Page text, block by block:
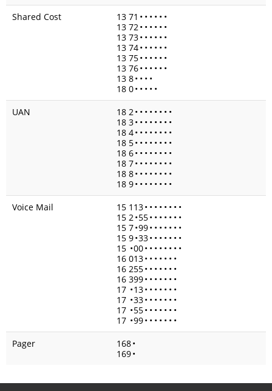
Shared Cost
13 71 • • • • • •
13 72• • • • • •
13 73• • • • • •
13 74• • • • • •
13 75• • • • • •
13 76• • • • • •
13 8• • • •
18 0• • • • •
UAN
18 2• • • • • • • •
18 3• • • • • • • •
18 4• • • • • • • •
18 5• • • • • • • •
18 6• • • • • • • •
18 7• • • • • • • •
18 8• • • • • • • •
18 9• • • • • • • •
Voice Mail
15 113• • • • • • • •
15 2•55• • • • • • •
15 7•99• • • • • • •
15 9•33• • • • • • •
15 •00• • • • • • • •
16 013• • • • • • •
16 255• • • • • • •
16 399• • • • • • •
17 •13• • • • • • •
17 •33• • • • • • •
17 •55• • • • • • •
17 •99• • • • • • •
Pager
168•
169•